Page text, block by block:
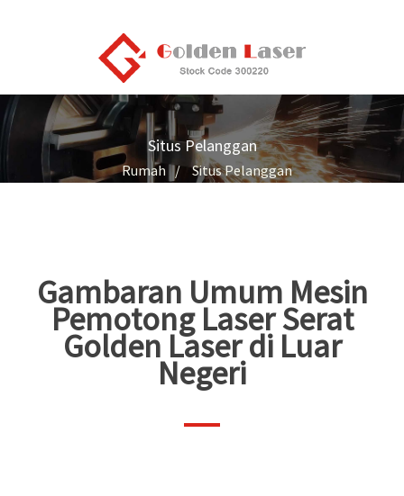
Situs Pelanggan
Rumah Situs Pelanggan
Gambaran Umum Mesin
Pemotong Laser Serat
Golden Laser di Luar
Negeri